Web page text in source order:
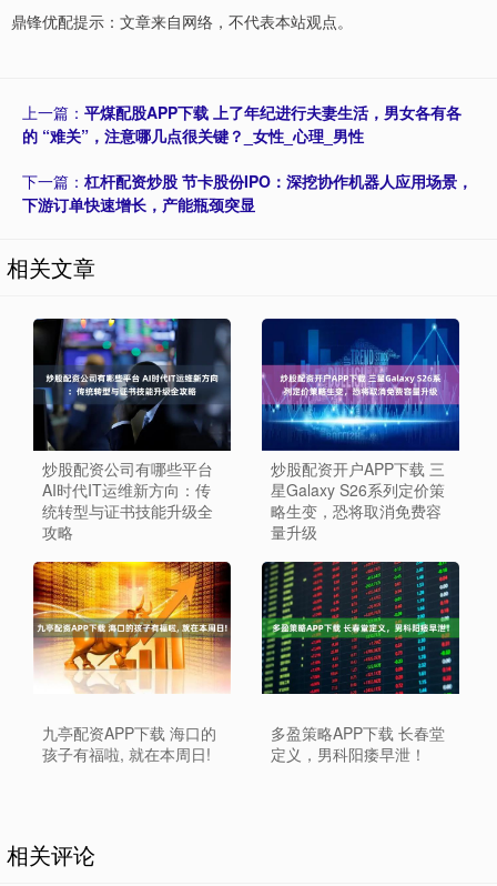
鼎锋优配提示：文章来自网络，不代表本站观点。
上一篇： 平煤配股APP下载 上了年纪进行夫妻生活，男女各有各
的 “难关”，注意哪几点很关键？_女性_心理_男性
下一篇： 杠杆配资炒股 节卡股份IPO：深挖协作机器人应用场景，
下游订单快速增长，产能瓶颈突显
相关文章
炒股配资公司有哪些平台
AI时代IT运维新方向：传
统转型与证书技能升级全
攻略
炒股配资开户APP下载 三
星Galaxy S26系列定价策
略生变，恐将取消免费容
量升级
九亭配资APP下载 海口的
孩子有福啦, 就在本周日!
多盈策略APP下载 长春堂
定义，男科阳痿早泄！
相关评论